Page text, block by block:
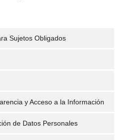
Sujetos Obligados
y Acceso a la Información
de Datos Personales